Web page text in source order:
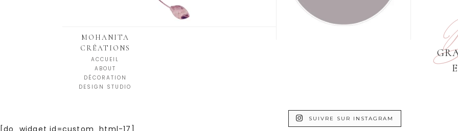
MOHANITA
CRÉATIONS
ACCUEIL
ABOUT
DÉCORATION
DESIGN STUDIO
SUIVRE SUR INSTAGRAM